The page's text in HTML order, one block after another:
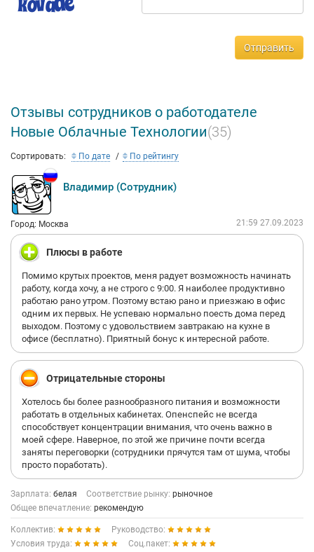
Отправить
Отзывы сотрудников о работодателе
Новые Облачные Технологии(35)
Сортировать: По дате По рейтингу
Владимир (Сотрудник)
Город: Москва 21:59 27.09.2023
Плюсы в работе
Помимо крутых проектов, меня радует возможность начинать
работу, когда хочу, а не строго с 9:00. Я наиболее продуктивно
работаю рано утром. Поэтому встаю рано и приезжаю в офис
одним их первых. Не успеваю нормально поесть дома перед
выходом. Поэтому с удовольствием завтракаю на кухне в
офисе (бесплатно). Приятный бонус к интересной работе.
Отрицательные стороны
Хотелось бы более разнообразного питания и возможности
работать в отдельных кабинетах. Опенспейс не всегда
способствует концентрации внимания, что очень важно в
моей сфере. Наверное, по этой же причине почти всегда
заняты переговорки (сотрудники прячутся там от шума, чтобы
просто поработать).
Зарплата: белая Соответствие рынку: рыночное
Общее впечатление: рекомендую
Коллектив:
Руководство:
Условия труда:
Соц.пакет: